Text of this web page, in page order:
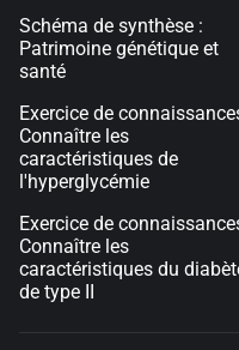
Schéma de synthèse :
Patrimoine génétique et
santé
Exercice de
Connaître les
caractéristiques de
l'hyperglycémie
Exercice de
Connaître les
caractéristiques du
de type II